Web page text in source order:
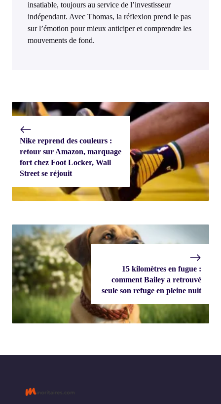
insatiable, toujours au service de l’investisseur
indépendant. Avec Thomas, la réflexion prend le pas
sur l’émotion pour mieux anticiper et comprendre les
mouvements de fond.
Nike reprend des couleurs :
retour sur Amazon, marquage
fort chez Foot Locker, Wall
Street se réjouit
15 kilomètres en fugue :
comment Bailey a retrouvé
seule son refuge en pleine nuit